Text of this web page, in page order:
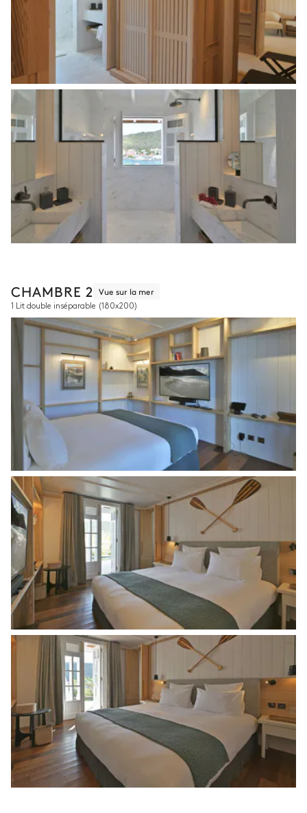
CHAMBRE 2 Vue sur la mer
1 Lit double inséparable (180x200)